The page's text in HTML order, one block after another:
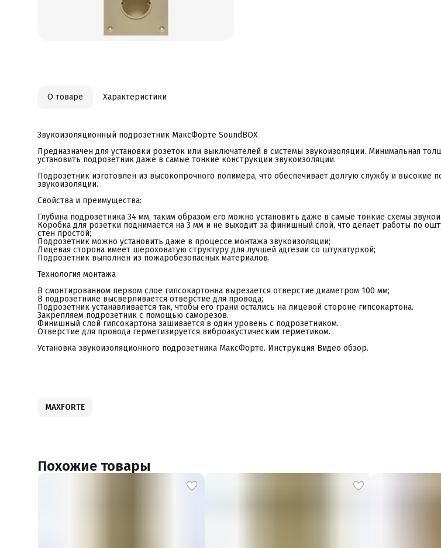
Установка звукоизоляционного подрозетника
Инструкция Видео обзор.
О товаре Характеристики
Звукоизоляционный подрозетник МаксФорте SoundBOX
Предназначен для установки розеток или выключателей в системы звукоизоляции. Минимальная
установить подрозетник даже в самые тонкие конструкции звукоизоляции.
Подрозетник изготовлен из высокопрочного полимера, что обеспечивает долгую службу и высокие
звукоизоляции.
Свойства и преимущества:
Глубина подрозетника 34 мм, таким образом его можно установить даже в самые тонкие схемы
Коробка для розетки поднимается на 3 мм и не выходит за финишный слой, что делает работы по
стен простой; ⠀
Подрозетник можно установить даже в процессе монтажа звукоизоляции; ⠀
Лицевая сторона имеет шероховатую структуру для лучшей адгезии со штукатуркой; ⠀
Подрозетник выполнен из пожаробезопасных материалов.
Технология монтажа
В смонтированном первом слое гипсокартонна вырезается отверстие диаметром 100 мм;
В подрозетнике высверливается отверстие для провода;
Подрозетник устанавливается так, чтобы его грани остались на лицевой стороне гипсокартона.
Закрепляем подрозетник с помощью саморезов.
Финишный слой гипсокартона зашивается в один уровень с подрозетником.
Отверстие для провода герметизируется виброакустическим герметиком.
Установка звукоизоляционного подрозетника МаксФорте. Инструкция Видео обзор.
MAXFORTE
Похожие товары